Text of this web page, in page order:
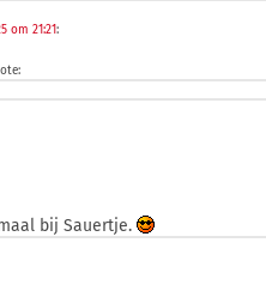
om 21:21:
bij Sauertje.